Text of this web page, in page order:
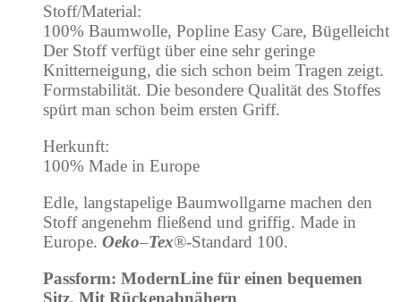
Stoff/Material:
100% Baumwolle, Popline Easy Care, Bügelleicht
Der Stoff verfügt über eine sehr geringe
Knitterneigung, die sich schon beim Tragen zeigt.
Formstabilität. Die besondere Qualität des Stoffes
spürt man schon beim ersten Griff.
Herkunft:
100% Made in Europe
Edle, langstapelige Baumwollgarne machen den
Stoff angenehm fließend und griffig. Made in
Europe. Oeko–Tex®-Standard 100.
Passform: ModernLine für einen bequemen
Sitz. Mit Rückenabnähern